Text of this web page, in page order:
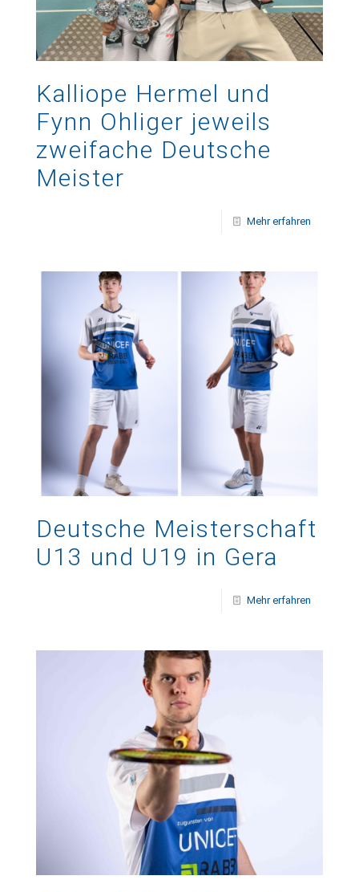
Kalliope Hermel und
Fynn Ohliger jeweils
zweifache Deutsche
Meister
Mehr erfahren
Deutsche Meisterschaft
U13 und U19 in Gera
Mehr erfahren